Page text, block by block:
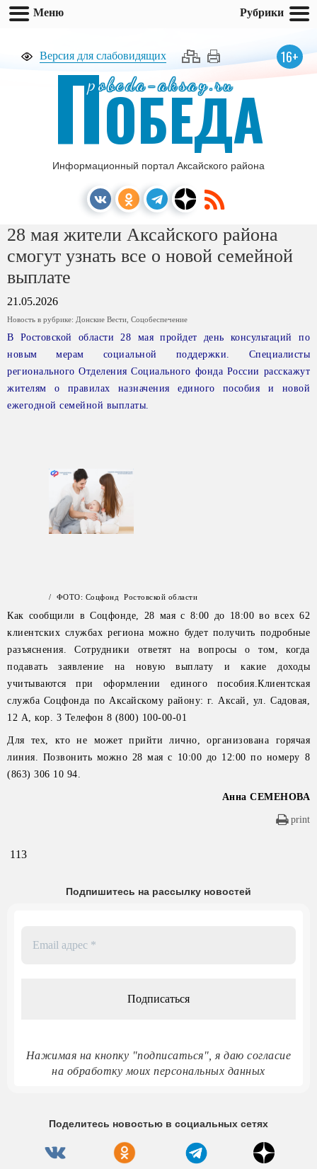
Версия для слабовидящих 16+
pobeda-aksay.ru
ПОБЕДА
Информационный портал Аксайского района
28 мая жители Аксайского района
смогут узнать все о новой семейной
выплате
21.05.2026
Новость в рубрике: Донские Вести Соцобеспечение
В Ростовской области 28 мая пройдет день консультаций по
новым мерам социальной поддержки. Специалисты
регионального Отделения Социального фонда России расскажут
жителям о правилах назначения единого пособия и новой
ежегодной семейной выплаты.
/ ФОТО: Соцфонд Ростовской области
Как сообщили в Соцфонде, 28 мая с 8:00 до 18:00 во всех 62
клиентских службах региона можно будет получить подробные
разъяснения. Сотрудники ответят на вопросы о том, когда
подавать заявление на новую выплату и какие доходы
учитываются при оформлении единого пособия.Клиентская
служба Соцфонда по Аксайскому району: г. Аксай, ул. Садовая,
12 А, кор. 3 Телефон 8 (800) 100-00-01
Для тех, кто не может прийти лично, организована горячая
линия. Позвонить можно 28 мая с 10:00 до 12:00 по номеру 8
(863) 306 10 94.
Анна СЕМЕНОВА
print
113
Подпишитесь на рассылку новостей
Нажимая на кнопку "подписаться", я даю согласие
на обработку моих персональных данных
Поделитесь новостью в социальных сетях
Меню Рубрики